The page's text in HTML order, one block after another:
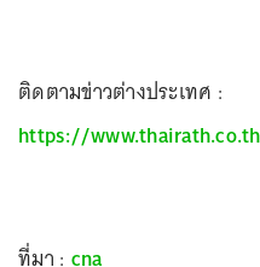
ติดตามข่าวต่างประเทศ :
https://
ที่มา : cna